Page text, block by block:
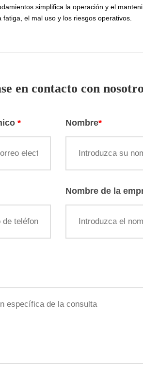
simplifica la operación y el
el mal uso y los riesgos operativos.
en contacto con
* Nombre*
Nombre de la